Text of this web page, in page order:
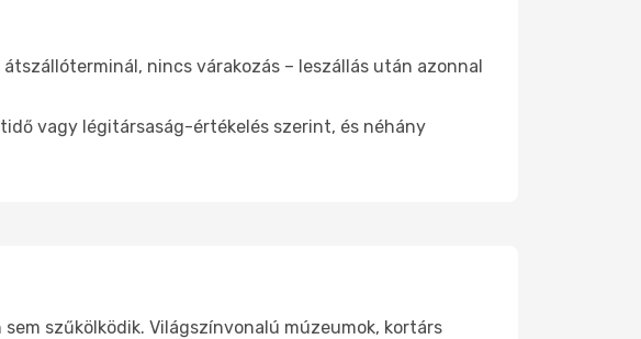
nincs várakozás – leszállás után azonnal
vagy légitársaság-értékelés szerint, és néhány
szűkölködik. Világszínvonalú múzeumok, kortárs